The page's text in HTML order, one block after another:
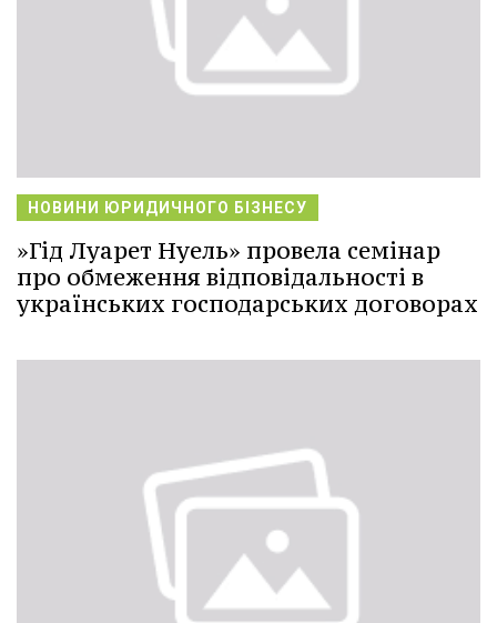
НОВИНИ ЮРИДИЧНОГО БІЗНЕСУ
»Гід Луарет Нуель» провела семінар
про обмеження відповідальності в
українських господарських договорах